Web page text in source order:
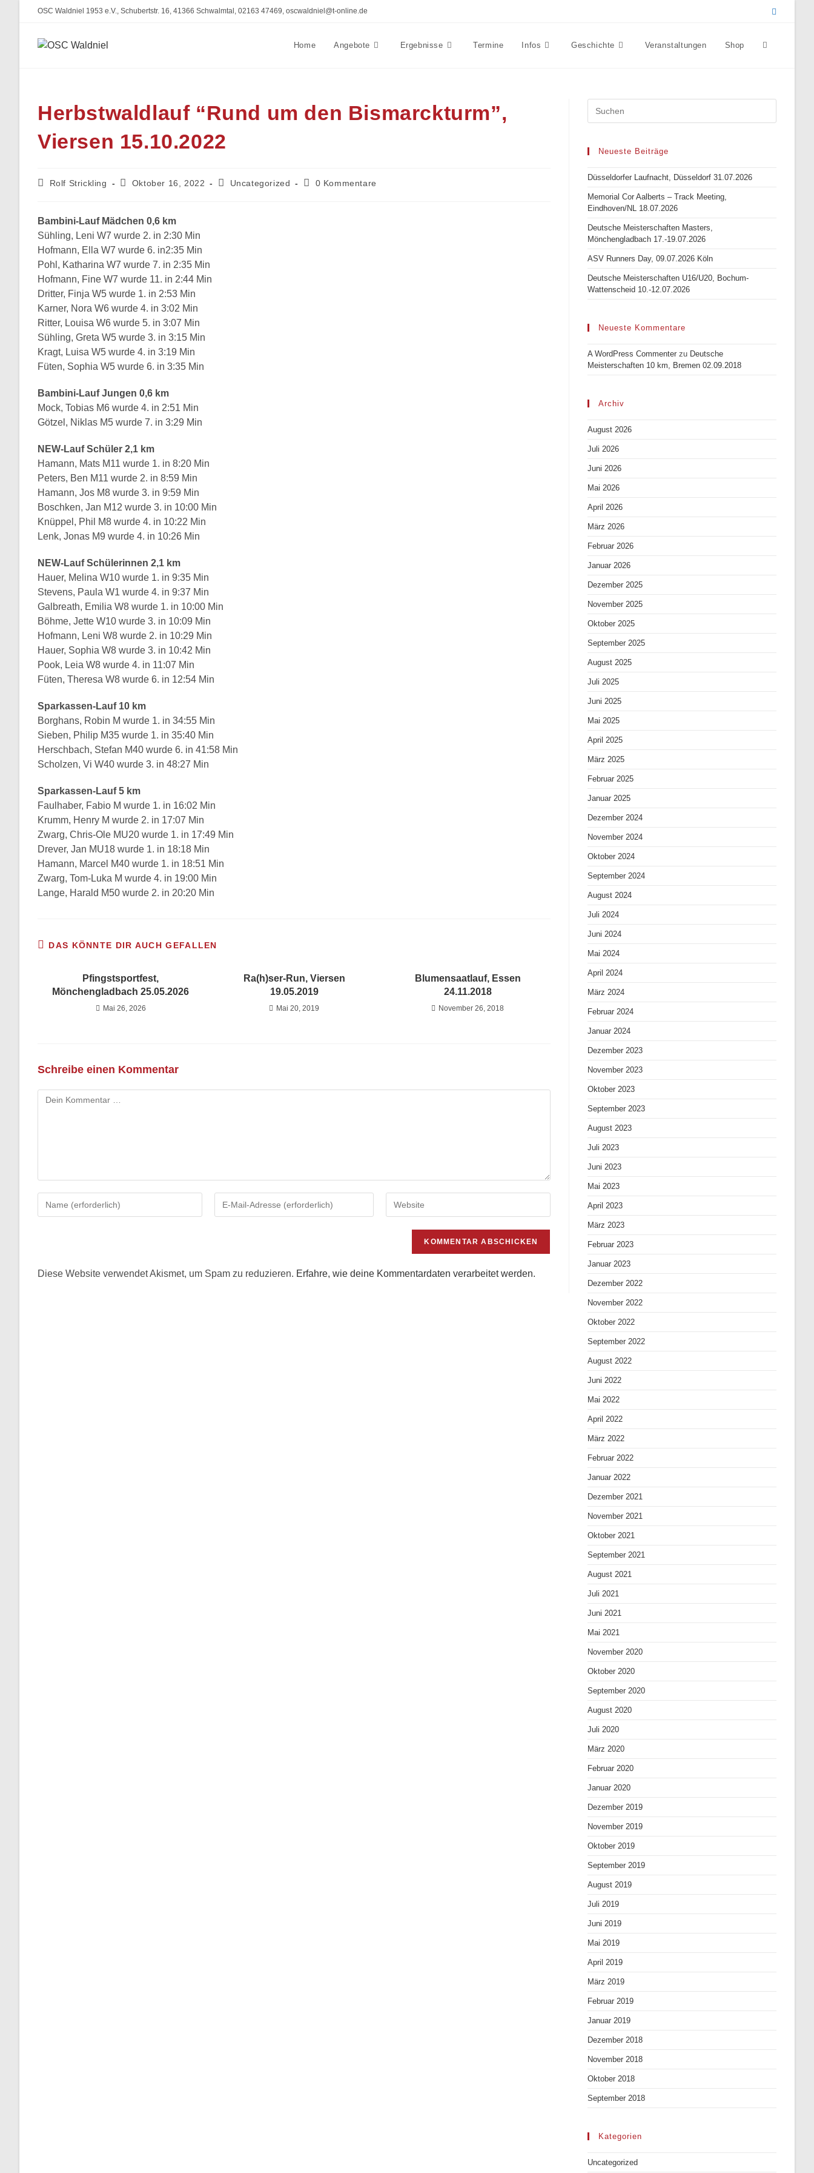
OSC Waldniel 1953 e.V., Schubertstr. 16, 41366 Schwalmtal, 02163 47469, oscwaldniel@t-online.de
Home Angebote Ergebnisse Termine Infos Geschichte Veranstaltungen Shop Website-
Herbstwaldlauf “Rund um den Bismarckturm”,
Viersen 15.10.2022
Beitrags-
Rolf Strickling
Beitrag
Oktober 16, 2022
Beitrags-
Uncategorized
Beitrags-
0 Kommentare
Bambini-Lauf Mädchen 0,6 km
Sühling, Leni W7 wurde 2. in 2:30 Min
Hofmann, Ella W7 wurde 6. in2:35 Min
Pohl, Katharina W7 wurde 7. in 2:35 Min
Hofmann, Fine W7 wurde 11. in 2:44 Min
Dritter, Finja W5 wurde 1. in 2:53 Min
Karner, Nora W6 wurde 4. in 3:02 Min
Ritter, Louisa W6 wurde 5. in 3:07 Min
Sühling, Greta W5 wurde 3. in 3:15 Min
Kragt, Luisa W5 wurde 4. in 3:19 Min
Füten, Sophia W5 wurde 6. in 3:35 Min
Bambini-Lauf Jungen 0,6 km
Mock, Tobias M6 wurde 4. in 2:51 Min
Götzel, Niklas M5 wurde 7. in 3:29 Min
NEW-Lauf Schüler 2,1 km
Hamann, Mats M11 wurde 1. in 8:20 Min
Peters, Ben M11 wurde 2. in 8:59 Min
Hamann, Jos M8 wurde 3. in 9:59 Min
Boschken, Jan M12 wurde 3. in 10:00 Min
Knüppel, Phil M8 wurde 4. in 10:22 Min
Lenk, Jonas M9 wurde 4. in 10:26 Min
NEW-Lauf Schülerinnen 2,1 km
Hauer, Melina W10 wurde 1. in 9:35 Min
Stevens, Paula W1 wurde 4. in 9:37 Min
Galbreath, Emilia W8 wurde 1. in 10:00 Min
Böhme, Jette W10 wurde 3. in 10:09 Min
Hofmann, Leni W8 wurde 2. in 10:29 Min
Hauer, Sophia W8 wurde 3. in 10:42 Min
Pook, Leia W8 wurde 4. in 11:07 Min
Füten, Theresa W8 wurde 6. in 12:54 Min
Sparkassen-Lauf 10 km
Borghans, Robin M wurde 1. in 34:55 Min
Sieben, Philip M35 wurde 1. in 35:40 Min
Herschbach, Stefan M40 wurde 6. in 41:58 Min
Scholzen, Vi W40 wurde 3. in 48:27 Min
Sparkassen-Lauf 5 km
Faulhaber, Fabio M wurde 1. in 16:02 Min
Krumm, Henry M wurde 2. in 17:07 Min
Zwarg, Chris-Ole MU20 wurde 1. in 17:49 Min
Drever, Jan MU18 wurde 1. in 18:18 Min
Hamann, Marcel M40 wurde 1. in 18:51 Min
Zwarg, Tom-Luka M wurde 4. in 19:00 Min
Lange, Harald M50 wurde 2. in 20:20 Min
DAS KÖNNTE DIR AUCH GEFALLEN
Pfingstsportfest,
Mönchengladbach 25.05.2026
Mai 26, 2026
Ra(h)ser-Run, Viersen
19.05.2019
Mai 20, 2019
Blumensaatlauf, Essen
24.11.2018
November 26, 2018
Schreibe einen Kommentar
Kommentar
deinen
Kommentieren
deine
Kommentieren
deine
Diese Website verwendet Akismet, um Spam zu reduzieren. Erfahre, wie deine Kommentardaten verarbeitet werden.
Neueste Beiträge
Düsseldorfer Laufnacht, Düsseldorf 31.07.2026
Memorial Cor Aalberts – Track Meeting,
Eindhoven/NL 18.07.2026
Deutsche Meisterschaften Masters,
Mönchengladbach 17.-19.07.2026
ASV Runners Day, 09.07.2026 Köln
Deutsche Meisterschaften U16/U20, Bochum-
Wattenscheid 10.-12.07.2026
Neueste Kommentare
A WordPress Commenter zu Deutsche
Meisterschaften 10 km, Bremen 02.09.2018
Archiv
August 2026
Juli 2026
Juni 2026
Mai 2026
April 2026
März 2026
Februar 2026
Januar 2026
Dezember 2025
November 2025
Oktober 2025
September 2025
August 2025
Juli 2025
Juni 2025
Mai 2025
April 2025
März 2025
Februar 2025
Januar 2025
Dezember 2024
November 2024
Oktober 2024
September 2024
August 2024
Juli 2024
Juni 2024
Mai 2024
April 2024
März 2024
Februar 2024
Januar 2024
Dezember 2023
November 2023
Oktober 2023
September 2023
August 2023
Juli 2023
Juni 2023
Mai 2023
April 2023
März 2023
Februar 2023
Januar 2023
Dezember 2022
November 2022
Oktober 2022
September 2022
August 2022
Juni 2022
Mai 2022
April 2022
März 2022
Februar 2022
Januar 2022
Dezember 2021
November 2021
Oktober 2021
September 2021
August 2021
Juli 2021
Juni 2021
Mai 2021
November 2020
Oktober 2020
September 2020
August 2020
Juli 2020
März 2020
Februar 2020
Januar 2020
Dezember 2019
November 2019
Oktober 2019
September 2019
August 2019
Juli 2019
Juni 2019
Mai 2019
April 2019
März 2019
Februar 2019
Januar 2019
Dezember 2018
November 2018
Oktober 2018
September 2018
Kategorien
Uncategorized